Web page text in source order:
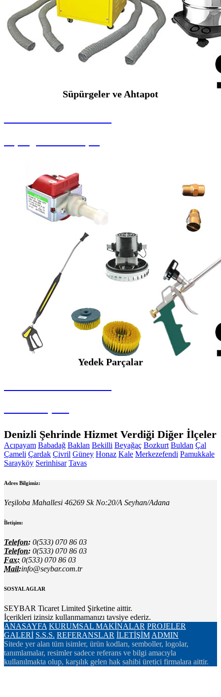
Süpürgeler ve Ahtapot
Yedek Parçalar
Denizli Şehrinde Hizmet Verdiği Diğer İlçeler
Acıpayam Babadağ Baklan Bekilli Beyağaç Bozkurt Buldan Çal
Çameli Çardak Çivril Güney Honaz Kale Merkezefendi Pamukkale
Sarayköy Serinhisar Tavas
Adres Bilgimiz:
Yeşiloba Mahallesi 46269 Sk No:20/A Seyhan/Adana
İletişim:
Telefon: 0(533) 070 86 03
Telefon: 0(533) 070 86 03
Fax: 0(533) 070 86 03
Mail:info@seybar.com.tr
SOSYAL AGLAR
SEYBAR Ticaret Limited Şirketine aittir.
İçerikleri izinsiz kullanmamanızı tavsiye ederiz.
ANASAYFA KURUMSAL MAKİNALAR PROJELER
GALERİ S.S.S. REFERANSLAR İLETİŞİM ADMIN
Sitede yer alan tüm isimler, ürün kodları, semboller, logolar,
tanımlamalar, resimler sadece referans ve bilgi amacıyla
kullanılmakta olup, karşılık gelen hak sahibi üretici firmalara aittir.